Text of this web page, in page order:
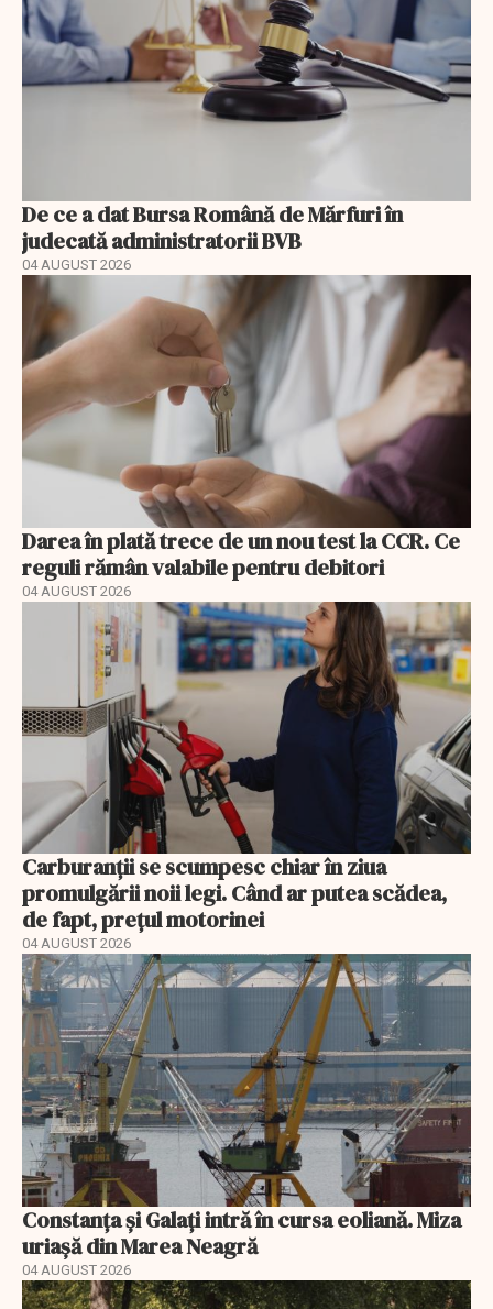
De ce a dat Bursa Română de Mărfuri în
judecată administratorii BVB
04 AUGUST 2026
Darea în plată trece de un nou test la CCR. Ce
reguli rămân valabile pentru debitori
04 AUGUST 2026
Carburanții se scumpesc chiar în ziua
promulgării noii legi. Când ar putea scădea,
de fapt, prețul motorinei
04 AUGUST 2026
Constanța și Galați intră în cursa eoliană. Miza
uriașă din Marea Neagră
04 AUGUST 2026